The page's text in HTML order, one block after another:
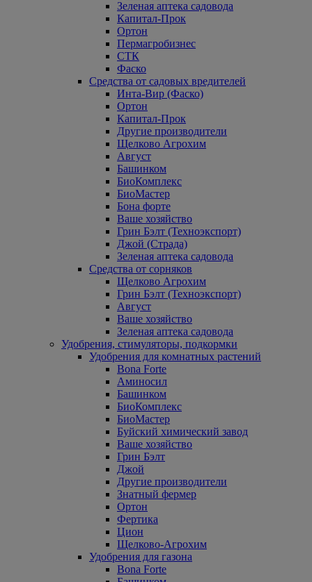
Зеленая аптека садовода
Капитал-Прок
Ортон
Пермагробизнес
СТК
Фаско
Средства от садовых вредителей
Инта-Вир (Фаско)
Ортон
Капитал-Прок
Другие производители
Щелково Агрохим
Август
Башинком
БиоКомплекс
БиоМастер
Бона форте
Ваше хозяйство
Грин Бэлт (Техноэкспорт)
Джой (Страда)
Зеленая аптека садовода
Средства от сорняков
Щелково Агрохим
Грин Бэлт (Техноэкспорт)
Август
Ваше хозяйство
Зеленая аптека садовода
Удобрения, стимуляторы, подкормки
Удобрения для комнатных растений
Bona Forte
Аминосил
Башинком
БиоКомплекс
БиоМастер
Буйский химический завод
Ваше хозяйство
Грин Бэлт
Джой
Другие производители
Знатный фермер
Ортон
Фертика
Цион
Щелково-Агрохим
Удобрения для газона
Bona Forte